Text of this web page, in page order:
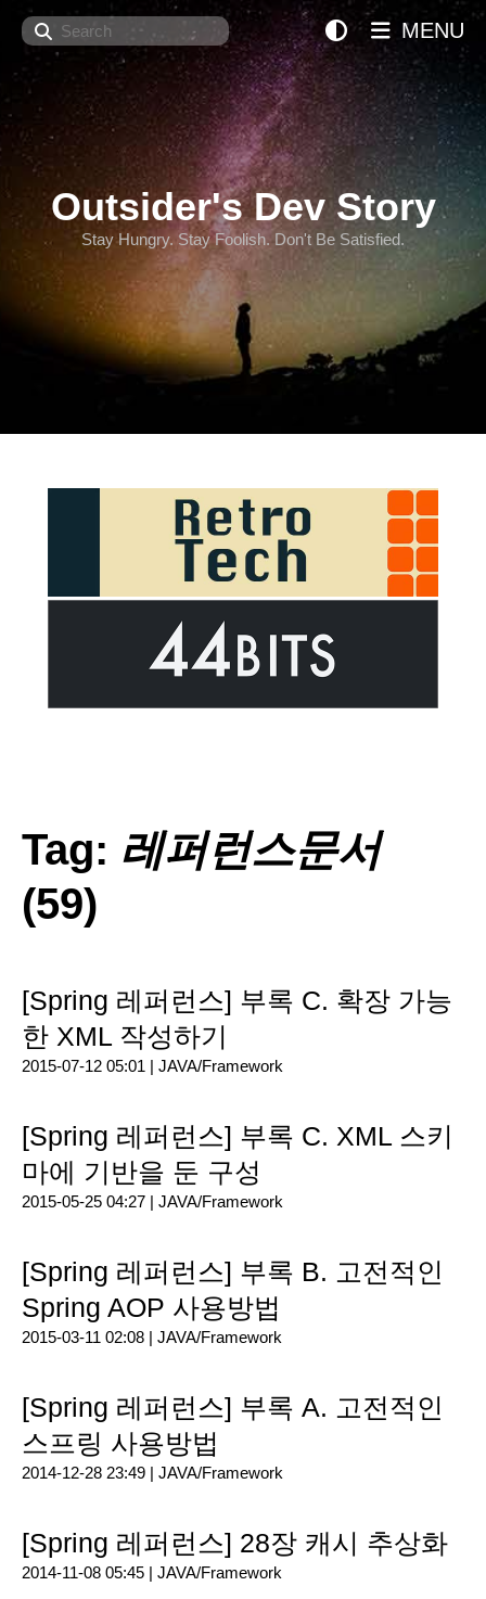
Search
Outsider's Dev Story
Stay Hungry. Stay Foolish. Don't Be Satisfied.
MENU
Tag: 레퍼런스문서
(59)
[Spring 레퍼런스] 부록 C. 확장 가능
한 XML 작성하기
2015-07-12 05:01 | JAVA/Framework
[Spring 레퍼런스] 부록 C. XML 스키
마에 기반을 둔 구성
2015-05-25 04:27 | JAVA/Framework
[Spring 레퍼런스] 부록 B. 고전적인
Spring AOP 사용방법
2015-03-11 02:08 | JAVA/Framework
[Spring 레퍼런스] 부록 A. 고전적인
스프링 사용방법
2014-12-28 23:49 | JAVA/Framework
[Spring 레퍼런스] 28장 캐시 추상화
2014-11-08 05:45 | JAVA/Framework